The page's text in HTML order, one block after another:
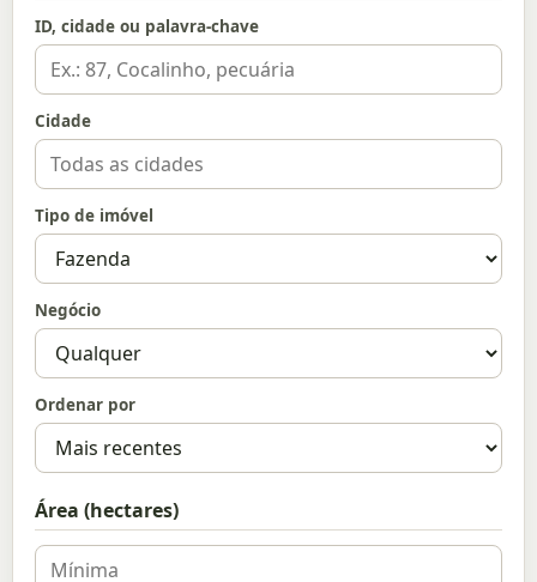
ID, cidade ou palavra-chave
Cidade
Tipo de imóvel
Negócio
Ordenar por
Área (hectares)